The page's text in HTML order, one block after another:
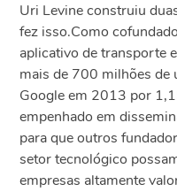
Uri Levine construiu
fez isso.Como
aplicativo de transporte
mais de 700 milhões de
Google em 2013 por
empenhado em
para que outros
setor tecnológico
empresas altamente